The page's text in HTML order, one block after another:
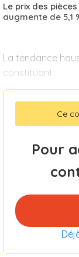
Le prix des
augmente de 5,1
La tendance
constituant
Ce
Pour